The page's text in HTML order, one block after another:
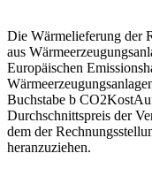
Die Wärmelieferung der
aus
Europäischen
Buchstabe b
Durchschnittspreis der
dem der
heranzuziehen.